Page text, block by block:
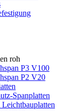
roh
P3 V100
P2 V20
Spanplatten